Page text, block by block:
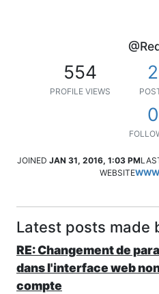
554
PROFILE VIEWS
2
0
JOINED JAN 31, 2016, 1:03 PM
WEBSITE
Latest posts made
RE: Changement de
dans l'interface web
compte